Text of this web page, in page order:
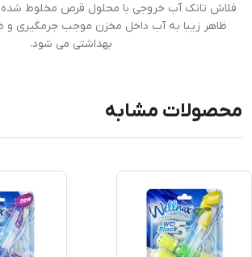
فلاش تانک آب خروجی با محلول قرص مخلوط
ظاهر زیبا به آب داخل مخزن موجب جرمگیری
بهداشتی می شود.
محصولات مشابه